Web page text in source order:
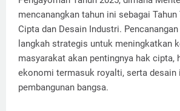
mencanangkan tahun ini sebagai
Cipta dan Desain Industri.
langkah strategis untuk meningkatkan
masyarakat akan pentingnya hak cipta,
ekonomi termasuk royalti, serta desain
pembangunan bangsa.